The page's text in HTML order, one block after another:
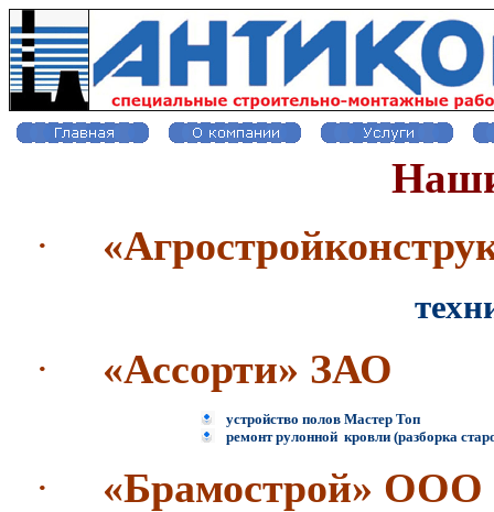
·
техническое
· «Ассорти» ЗАО
устройство полов Мастер Топ
ремонт рулонной кровли (разборка
· «Брамострой» ООО